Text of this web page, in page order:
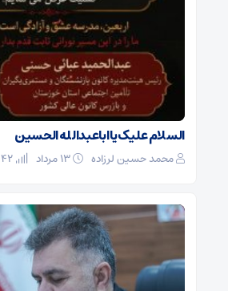
السلام علیک یا اباعبدالله الحسین
محمد حسین لرزاده